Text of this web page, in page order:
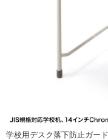
学校用デスク落下防止ガー